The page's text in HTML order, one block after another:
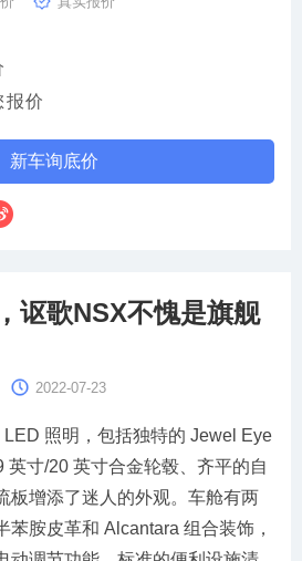
报价
新车询底价
讴歌NSX不愧是旗舰
2022-07-23
照明，包括独特的 Jewel Eye
英寸/20 英寸合金轮毂、齐平的自
板增添了迷人的外观。车舱有两
苯胺皮革和 Alcantara 组合装饰，